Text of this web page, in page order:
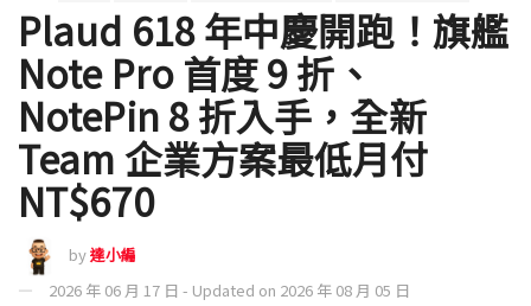
Plaud 618 年中慶開跑！旗艦
Note Pro 首度 9 折、
NotePin 8 折入手，全新
Team 企業方案最低月付
NT$670
by達小編
2026 年 06 月 17 日 - Updated on 2026 年 08 月 05 日